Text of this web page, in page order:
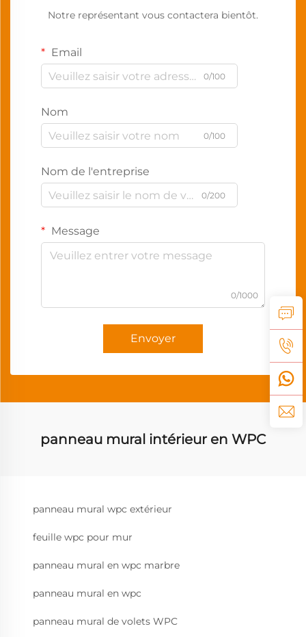
Notre représentant vous contactera bientôt.
Email
0/100
Nom
0/100
Nom de l'entreprise
0/200
Message
0/1000
Envoyer
panneau mural intérieur en WPC
panneau mural wpc extérieur
feuille wpc pour mur
panneau mural en wpc marbre
panneau mural en wpc
panneau mural de volets WPC